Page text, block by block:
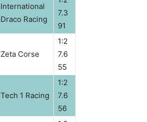
International
Draco Racing
7.3
91
Zeta Corse
1:2
7.6
55
Tech 1 Racing
1:2
7.6
56